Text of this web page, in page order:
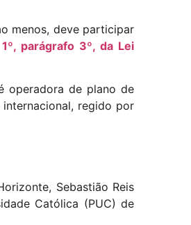
menos, deve participar
parágrafo 3º, da Lei
operadora de plano de
regido por
Sebastião Reis
Católica (PUC) de